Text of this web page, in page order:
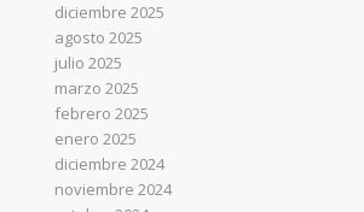
diciembre 2025
agosto 2025
julio 2025
marzo 2025
febrero 2025
enero 2025
diciembre 2024
noviembre 2024